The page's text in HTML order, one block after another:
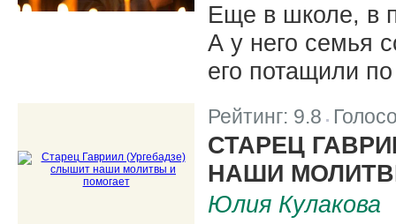
Еще в школе, в
А у него семья
его потащили
Рейтинг: 9.8
СТАРЕЦ
НАШИ
Юлия Кулакова